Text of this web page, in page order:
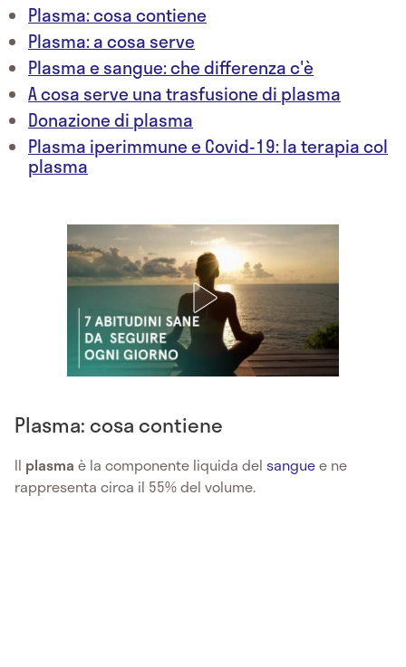
Plasma: cosa contiene
Plasma: a cosa serve
Plasma e sangue: che differenza c'è
A cosa serve una trasfusione di plasma
Donazione di plasma
Plasma iperimmune e Covid-19: la terapia col
plasma
Plasma: cosa contiene
ll plasma è la componente liquida del sanguee ne
rappresenta circa il 55% del volume.